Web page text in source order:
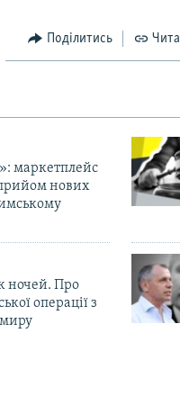
Поділитись
маркетплейс
нових
ночей. Про
операції з
миру